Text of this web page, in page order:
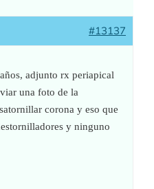
#13137
adjunto rx periapical
una foto de la
corona y eso que
y ninguno